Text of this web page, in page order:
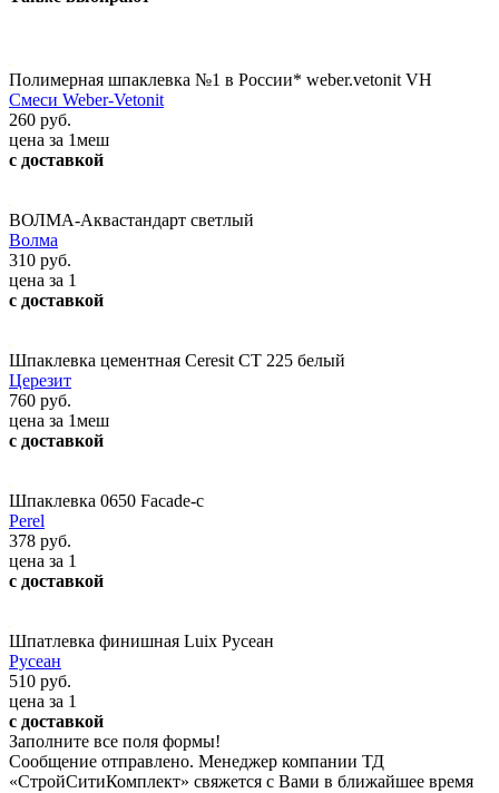
Полимерная шпаклевка №1 в России* weber.vetonit VH
Смеси Weber-Vetonit
260 руб.
цена за 1меш
с доставкой
ВОЛМА-Аквастандарт светлый
Волма
310 руб.
цена за 1
с доставкой
Шпаклевка цементная Ceresit СТ 225 белый
Церезит
760 руб.
цена за 1меш
с доставкой
Шпаклевка 0650 Facade-c
Perel
378 руб.
цена за 1
с доставкой
Шпатлевка финишная Luix Русеан
Русеан
510 руб.
цена за 1
с доставкой
Заполните все поля формы!
Сообщение отправлено. Менеджер компании ТД
«СтройСитиКомплект» свяжется с Вами в ближайшее время